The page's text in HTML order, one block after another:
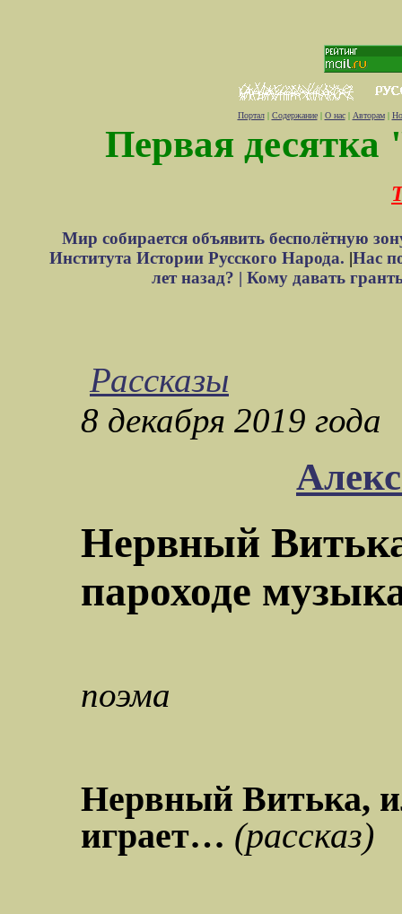
Портал| Содержание| О нас| Авторам|
Первая десятка
Мир собирается объявить бесполётную
Института Истории Русского Народа. |Нас
лет назад? | Кому давать
Рассказы
8 декабря 2019 года
Нервный
пароходе
поэма
Нервный Витька,
играет… (рассказ)